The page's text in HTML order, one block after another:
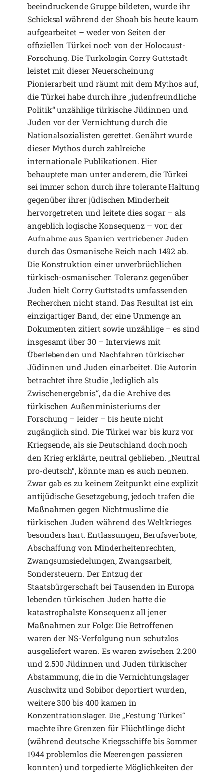
beeindruckende Gruppe bildeten, wurde ihr
Schicksal während der Shoah bis heute kaum
aufgearbeitet – weder von Seiten der
offiziellen Türkei noch von der Holocaust-
Forschung. Die Turkologin Corry Guttstadt
leistet mit dieser Neuerscheinung
Pionierarbeit und räumt mit dem Mythos auf,
die Türkei habe durch ihre „judenfreundliche
Politik“ unzählige türkische Jüdinnen und
Juden vor der Vernichtung durch die
Nationalsozialisten gerettet. Genährt wurde
dieser Mythos durch zahlreiche
internationale Publikationen. Hier
behauptete man unter anderem, die Türkei
sei immer schon durch ihre tolerante Haltung
gegenüber ihrer jüdischen Minderheit
hervorgetreten und leitete dies sogar – als
angeblich logische Konsequenz – von der
Aufnahme aus Spanien vertriebener Juden
durch das Osmanische Reich nach 1492 ab.
Die Konstruktion einer unverbrüchlichen
türkisch-osmanischen Toleranz gegenüber
Juden hielt Corry Guttstadts umfassenden
Recherchen nicht stand. Das Resultat ist ein
einzigartiger Band, der eine Unmenge an
Dokumenten zitiert sowie unzählige – es sind
insgesamt über 30 – Interviews mit
Überlebenden und Nachfahren türkischer
Jüdinnen und Juden einarbeitet. Die Autorin
betrachtet ihre Studie „lediglich als
Zwischenergebnis“, da die Archive des
türkischen Außenministeriums der
Forschung – leider – bis heute nicht
zugänglich sind. Die Türkei war bis kurz vor
Kriegsende, als sie Deutschland doch noch
den Krieg erklärte, neutral geblieben. „Neutral
pro-deutsch“, könnte man es auch nennen.
Zwar gab es zu keinem Zeitpunkt eine explizit
antijüdische Gesetzgebung, jedoch trafen die
Maßnahmen gegen Nichtmuslime die
türkischen Juden während des Weltkrieges
besonders hart: Entlassungen, Berufsverbote,
Abschaffung von Minderheitenrechten,
Zwangsumsiedelungen, Zwangsarbeit,
Sondersteuern. Der Entzug der
Staatsbürgerschaft bei Tausenden in Europa
lebenden türkischen Juden hatte die
katastrophalste Konsequenz all jener
Maßnahmen zur Folge: Die Betroffenen
waren der NS-Verfolgung nun schutzlos
ausgeliefert waren. Es waren zwischen 2.200
und 2.500 Jüdinnen und Juden türkischer
Abstammung, die in die Vernichtungslager
Auschwitz und Sobibor deportiert wurden,
weitere 300 bis 400 kamen in
Konzentrationslager. Die „Festung Türkei“
machte ihre Grenzen für Flüchtlinge dicht
(während deutsche Kriegsschiffe bis Sommer
1944 problemlos die Meerengen passieren
konnten) und torpedierte Möglichkeiten der